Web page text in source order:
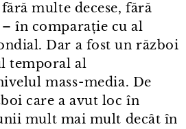
multe decese, fără
în comparație cu al
Dar a fost un război
temporal al
mass⁠-⁠media. De
care a avut loc în
mult mai mult decât în